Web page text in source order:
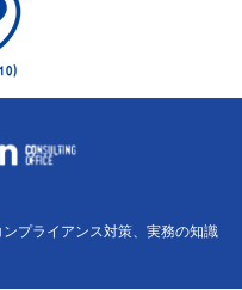
プライアンス対策、実務の知識